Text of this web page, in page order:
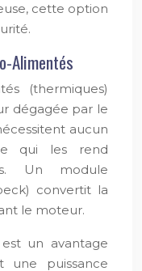
cette option
Alimentés
(thermiques)
dégagée par le
aucun
qui les rend
Un module
convertit la
le moteur.
un avantage
une puissance